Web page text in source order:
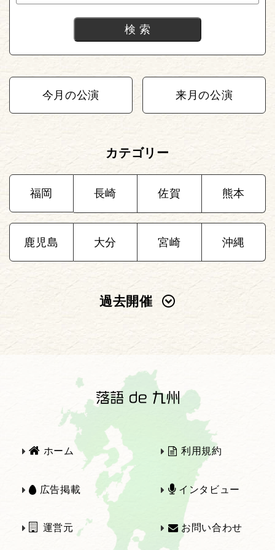
今月の公演 来月の公演
カテゴリー
福岡 長崎 佐賀 熊本
鹿児島 大分 宮崎 沖縄
過去開催
2025年 2024年
2022年
2021年 2020年
2019年 2018年
2017年 2016年
ホーム 利用規約
広告掲載 インタビュー
運営元 お問い合わせ